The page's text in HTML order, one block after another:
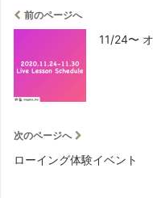
前のページへ
11/24〜
次のページへ
ローイング体験イベント